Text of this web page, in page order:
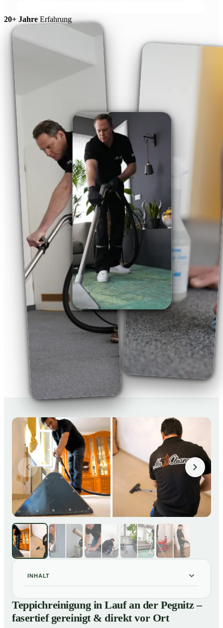
20+ Jahre Erfahrung
INHALT
01Teppichreinigung in Lauf an der Pegnitz – fasertief
gereinigt & direkt vor Ort
Unsere Leistungen im Überblick
Teppichreinigung in Lauf an der Pegnitz –
fasertief gereinigt & direkt vor Ort